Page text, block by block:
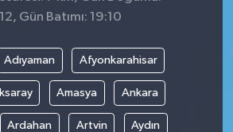
Gün Batımı: 19:10
Adıyaman Afyonkarahisar
Amasya Ankara
Ardahan Artvin Aydın